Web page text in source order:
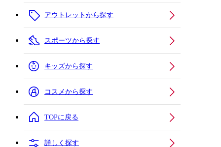
アウトレットから探す
スポーツから探す
キッズから探す
コスメから探す
TOPに戻る
詳しく探す